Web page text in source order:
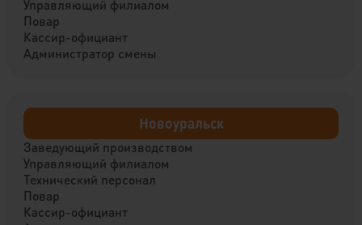
Управляющий филиалом
Повар
Кассир-официант
Администратор смены
Новоуральск
Заведующий производством
Управляющий филиалом
Технический персонал
Повар
Кассир-официант